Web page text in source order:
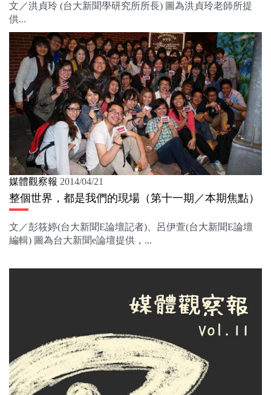
文／洪貞玲 (台大新聞學研究所所長) 圖為洪貞玲老師所提
供...
媒體觀察報 2014/04/21
整個世界，都是我們的現場（第十一期／本期焦點）
文／彭筱婷(台大新聞E論壇記者)、呂伊萱(台大新聞E論壇
編輯) 圖為台大新聞e論壇提供，...